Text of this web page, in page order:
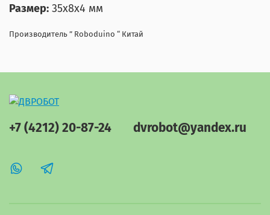
Размер: 35x8x4 мм
Производитель ” Roboduino “ Китай
+7 (4212) 20-87-24 dvrobot@yandex.ru